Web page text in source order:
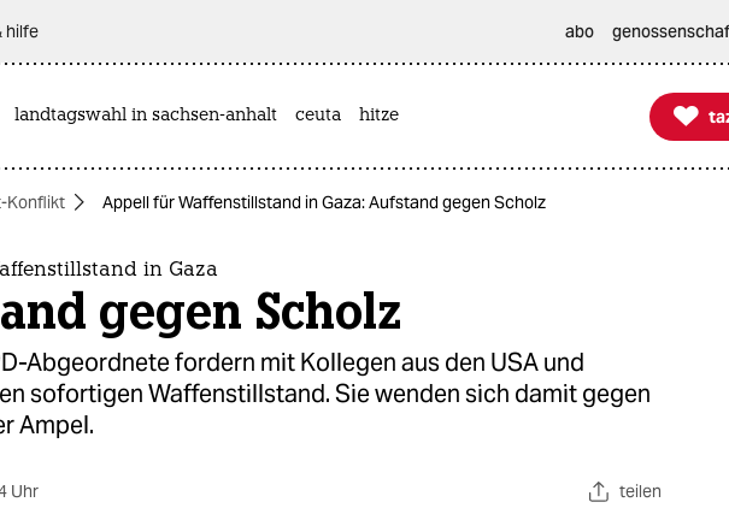
hilfe abo
landtagswahl in sachsen-anhalt ceuta hitze 
taz
Konflikt Appell für Waffenstillstand in Gaza: Aufstand gegen Scholz
in Gaza
gegen Scholz
Abgeordnete fordern mit Kollegen aus den USA und
sofortigen Waffenstillstand. Sie wenden sich damit gegen
Ampel.
Uhr teilen